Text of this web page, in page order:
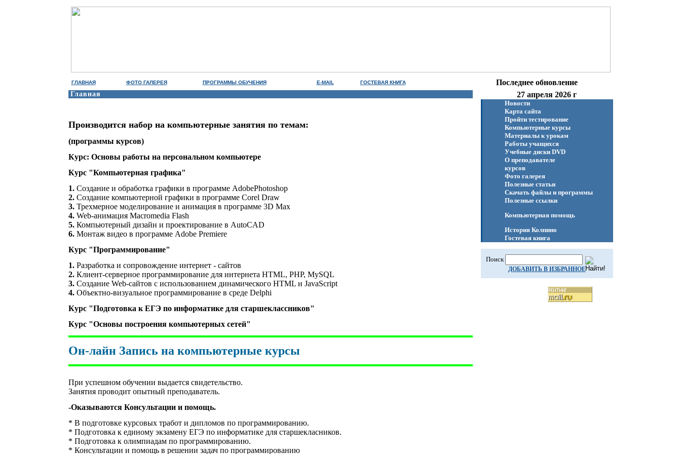
ГЛАВНАЯ ФОТО ГАЛЕРЕЯ ПРОГРАММЫ ОБУЧЕНИЯ E-MAIL ГОСТЕВАЯ КНИГА Последнее обновление
Главная
Производится набор на компьютерные занятия по темам:
(программы курсов)
Курс: Основы работы на персональном компьютере
Курс "Компьютерная графика"
1. Создание и обработка графики в программе AdobePhotoshop
2. Создание компьютерной графики в программе Corel Draw
3. Трехмерное моделирование и анимация в программе 3D Max
4. Web-анимация Macromedia Flash
5. Компьютерный дизайн и проектирование в AutoCAD
6. Монтаж видео в программе Adobe Premiere
Курс "Программирование"
1. Разработка и сопровождение интернет - сайтов
2. Клиент-серверное программирование для интернета HTML, PHP, MySQL
3. Создание Web-сайтов с использованием динамическогоHTML и JavaScript
4. Объектно-визуальное программирование в среде Delphi
Курс "Подготовка к ЕГЭ по информатике для старшекласcников"
Курс "Основы построения компьютерных сетей"
Он-лайн Запись на компьютерные курсы
При успешном обучении выдается свидетельство.
Занятия проводит опытный преподаватель.
-Оказываются Консультации и помощь.
* В подготовке курсовых тработ и дипломов по программированию.
* Подготовка к единому экзамену ЕГЭ по информатике для старшекласников.
* Подготовка к олимпиадам по программированию.
* Консультации и помощь в решении задач по программированию
27 апреля 2026 г
Новости
Карта сайта
Пройти тестирование
Компьютерные курсы
Материалы к урокам
Работы учащихся
Учебные диски DVD
О преподавателе
курсов
Фото галерея
Полезные статьи
Скачать файлы и программы
Полезные ссылки
Компьютерная помощь
История Колпино
Гостевая книга
Поиск
ДОБАВИТЬ В ИЗБРАННОЕ